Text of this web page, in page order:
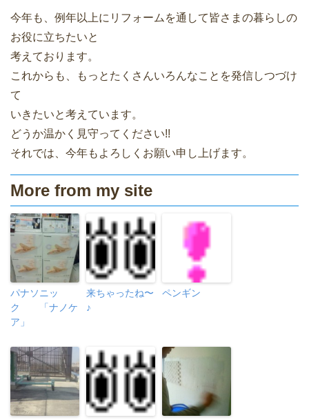
今年も、例年以上にリフォームを通して皆さまの暮らしの
お役に立ちたいと
考えております。
これからも、もっとたくさんいろんなことを発信しつづけ
て
いきたいと考えています。
どうか温かく見守ってください!!
それでは、今年もよろしくお願い申し上げます。
More from my site
パナソニッ
ク 「ナノケ
ア」
来ちゃったね〜
♪
ペンギン